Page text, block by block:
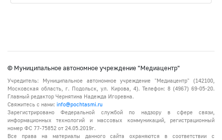
© Муниципальное автономное учреждение "Медиацентр"
Учредитель: Муниципальное автономное учреждение "Медиацентр" (142100,
Московская область, г. Подольск, ул. Кирова, 4). Телефон: 8 (4967) 69-05-20.
Главный редактор Чернятина Надежда Игоревна.
Свяжитесь с нами: info@pochtasmi.ru
Зарегистрировано Федеральной службой по надзору в сфере связи,
информационных технологий и массовых коммуникаций, регистрационный
номер ФС 77-75852 от 24.05.2019г.
Все права на материалы данного сайта охраняются в соответствии с